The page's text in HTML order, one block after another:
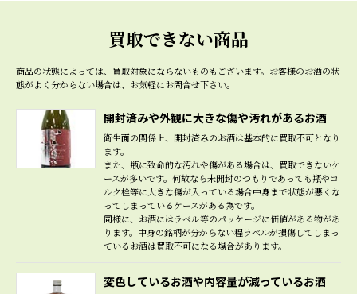
買取できない商品
商品の状態によっては、買取対象にならないものもございます。 お客様のお酒の状
態がよく分からない場合は、お気軽にお問合せ下さい。
開封済みや外観に大きな傷や汚れがあるお酒
衛生面の関係上、開封済みのお酒は基本的に買取不可となり
ます。
また、瓶に致命的な汚れや傷がある場合は、買取できないケ
ースが多いです。何故なら未開封のつもりであっても瓶やコ
ルク栓等に大きな傷が入っている場合中身まで状態が悪くな
ってしまっているケースがある為です。
同様に、お酒にはラベル等のパッケージに価値がある物があ
ります。中身の銘柄が分からない程ラベルが損傷してしまっ
ているお酒は買取不可になる場合があります。
変色しているお酒や内容量が減っているお酒